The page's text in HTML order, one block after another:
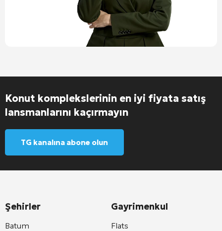
Konut komplekslerinin en iyi fiyata satış
lansmanlarını kaçırmayın
TG kanalına abone olun
Şehirler
Batum
Gayrimenkul
Flats